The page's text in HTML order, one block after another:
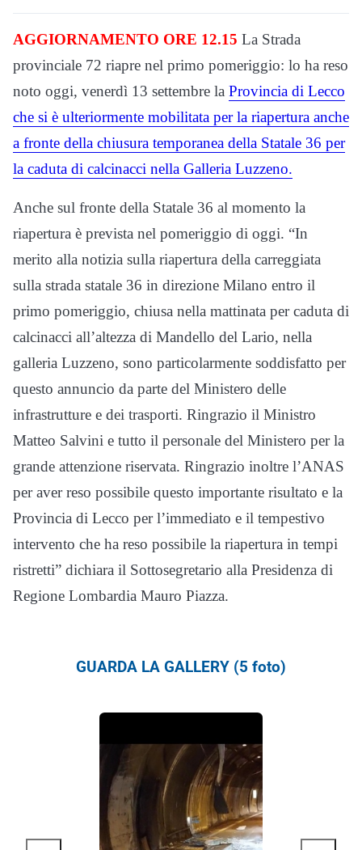
AGGIORNAMENTO ORE 12.15 La Strada
provinciale 72 riapre nel primo pomeriggio: lo ha reso
noto oggi, venerdì 13 settembre la Provincia di Lecco
che si è ulteriormente mobilitata per la riapertura anche
a fronte della chiusura temporanea della Statale 36 per
la caduta di calcinacci nella Galleria Luzzeno.
Anche sul fronte della Statale 36 al momento la
riapertura è prevista nel pomeriggio di oggi. “In
merito alla notizia sulla riapertura della carreggiata
sulla strada statale 36 in direzione Milano entro il
primo pomeriggio, chiusa nella mattinata per caduta di
calcinacci all’altezza di Mandello del Lario, nella
galleria Luzzeno, sono particolarmente soddisfatto per
questo annuncio da parte del Ministero delle
infrastrutture e dei trasporti. Ringrazio il Ministro
Matteo Salvini e tutto il personale del Ministero per la
grande attenzione riservata. Ringrazio inoltre l’ANAS
per aver reso possibile questo importante risultato e la
Provincia di Lecco per l’immediato e il tempestivo
intervento che ha reso possibile la riapertura in tempi
ristretti” dichiara il Sottosegretario alla Presidenza di
Regione Lombardia Mauro Piazza.
GUARDA LA GALLERY (5 foto)